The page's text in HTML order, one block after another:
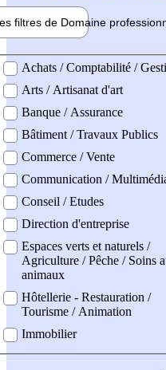
filtres de Domaine pro
professionel
Achats / Comptabilité /
Arts / Artisanat d'art
Banque / Assurance
Bâtiment / Travaux Publics
Commerce / Vente
Communication /
Conseil / Etudes
Direction d'entreprise
Espaces verts et naturels /
Agriculture / Pêche / Soins
animaux
Hôtellerie - Restauration /
Tourisme / Animation
Immobilier